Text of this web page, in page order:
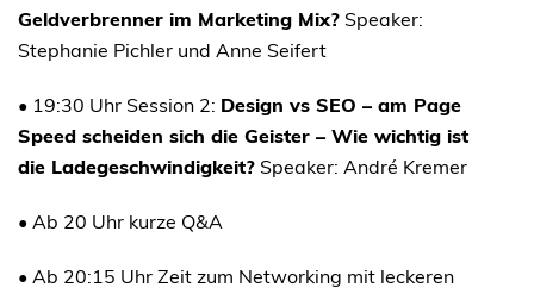
Geldverbrenner im Marketing Mix? Speaker:
Stephanie Pichler und Anne Seifert
• 19:30 Uhr Session 2: Design vs SEO – am Page
Speed scheiden sich die Geister – Wie wichtig ist
die Ladegeschwindigkeit? Speaker: André Kremer
• Ab 20 Uhr kurze Q&A
• Ab 20:15 Uhr Zeit zum Networking mit leckeren